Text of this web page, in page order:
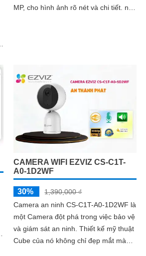
MP, cho hình ảnh rõ nét và chi tiết. nó
CAMERA WIFI EZVIZ CS-C1T-
A0-1D2WF
30%
1,390,000 ₫
Camera an ninh CS-C1T-A0-1D2WF là
một Camera đột phá trong việc bảo vệ
và giám sát an ninh. Thiết kế mỹ thuật
Cube của nó không chỉ đẹp mắt mà